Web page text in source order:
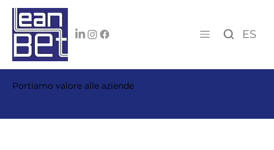
ES
Portiamo valore alle aziende